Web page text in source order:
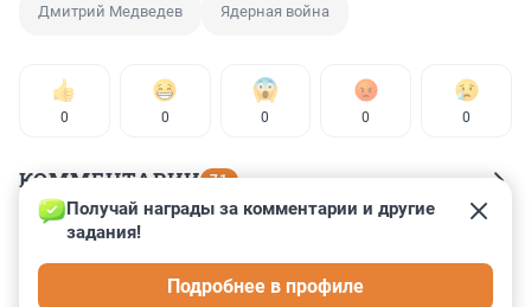
Дмитрий Медведев Ядерная война
0 0 0 0 0
КОММЕНТАРИИ 71
Гость
Получай награды за комментарии и другие
задания!
Подробнее в профиле